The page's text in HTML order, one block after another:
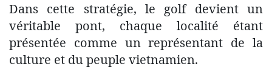
Dans cette stratégie, le golf devient un
véritable pont, chaque localité étant
présentée comme un représentant de la
culture et du peuple vietnamien.